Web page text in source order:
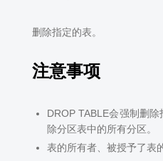
删除指定的表。
注意事项
DROP TABLE会强制删
除分区表中的所有分区。
表的所有者、被授予了表